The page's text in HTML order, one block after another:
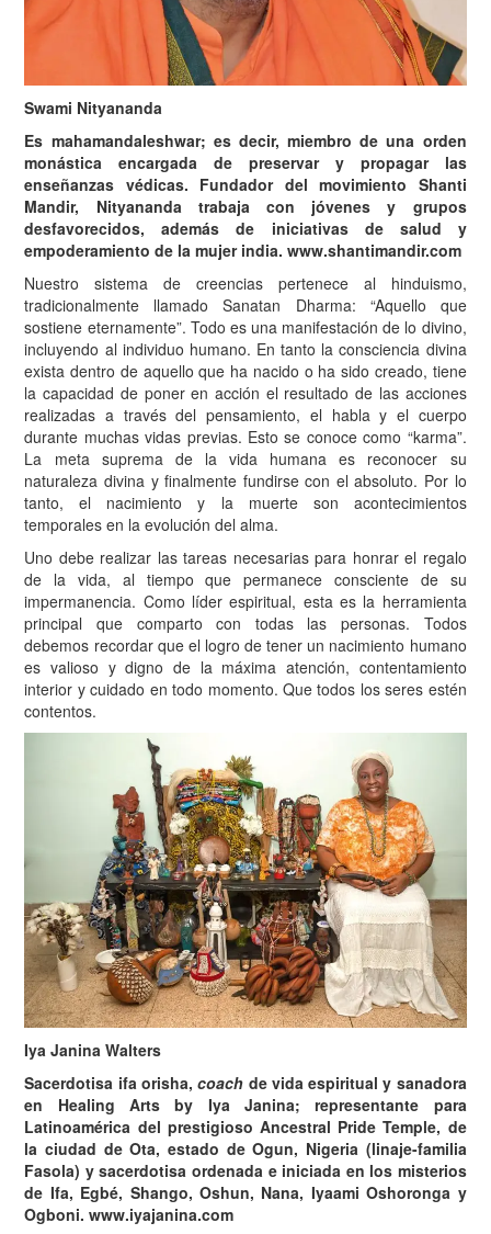
Swami Nityananda
Es mahamandaleshwar; es decir, miembro de una orden
monástica encargada de preservar y propagar las
enseñanzas védicas. Fundador del movimiento Shanti
Mandir, Nityananda trabaja con jóvenes y grupos
desfavorecidos, además de iniciativas de salud y
empoderamiento de la mujer india. www.shantimandir.com
Nuestro sistema de creencias pertenece al hinduismo,
tradicionalmente llamado Sanatan Dharma: “Aquello que
sostiene eternamente”. Todo es una manifestación de lo divino,
incluyendo al individuo humano. En tanto la consciencia divina
exista dentro de aquello que ha nacido o ha sido creado, tiene
la capacidad de poner en acción el resultado de las acciones
realizadas a través del pensamiento, el habla y el cuerpo
durante muchas vidas previas. Esto se conoce como “karma”.
La meta suprema de la vida humana es reconocer su
naturaleza divina y finalmente fundirse con el absoluto. Por lo
tanto, el nacimiento y la muerte son acontecimientos
temporales en la evolución del alma.
Uno debe realizar las tareas necesarias para honrar el regalo
de la vida, al tiempo que permanece consciente de su
impermanencia. Como líder espiritual, esta es la herramienta
principal que comparto con todas las personas. Todos
debemos recordar que el logro de tener un nacimiento humano
es valioso y digno de la máxima atención, contentamiento
interior y cuidado en todo momento. Que todos los seres estén
contentos.
Iya Janina Walters
Sacerdotisa ifa orisha,coach de vida espiritual y sanadora
en Healing Arts by Iya Janina; representante para
Latinoamérica del prestigioso Ancestral Pride Temple, de
la ciudad de Ota, estado de Ogun, Nigeria (linaje-familia
Fasola) y sacerdotisa ordenada e iniciada en los misterios
de Ifa, Egbé, Shango, Oshun, Nana, Iyaami Oshoronga y
Ogboni. www.iyajanina.com